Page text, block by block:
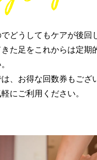
どうしてもケアが後回
た足をこれからは定期
、お得な回数券もござ
にご利用ください。